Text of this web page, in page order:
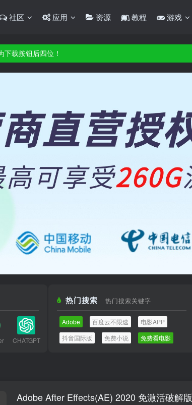
社区 应用 资源 教程 游戏
下载按钮后四位！
载按钮后四位！
CHATGPT
热门搜索 热门搜索关键字
Adobe 百度云不限速
电影APP
抖音国际版
免费小说 免费看电影
Adobe After Effects(AE) 2020 免激活破解版